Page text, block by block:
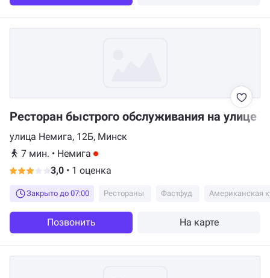
остались довольны. Спасибо)!
Ресторан быстрого обслуживания на улице
улица Немига, 12Б, Минск
7 мин. • Немига
3,0 • 1 оценка
Закрыто до 07:00 Рестораны Фастфуд Американская
Позвонить На карте